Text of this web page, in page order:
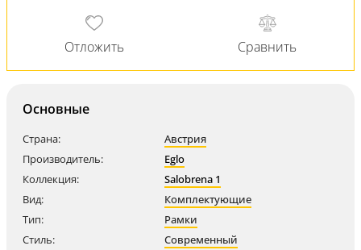
Основные
Страна:
Австрия
Производитель:
Eglo
Коллекция:
Salobrena 1
Вид:
Комплектующие
Тип:
Рамки
Стиль:
Современный